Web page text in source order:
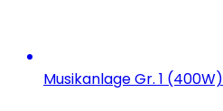
Musikanlage Gr. 1 (400W)